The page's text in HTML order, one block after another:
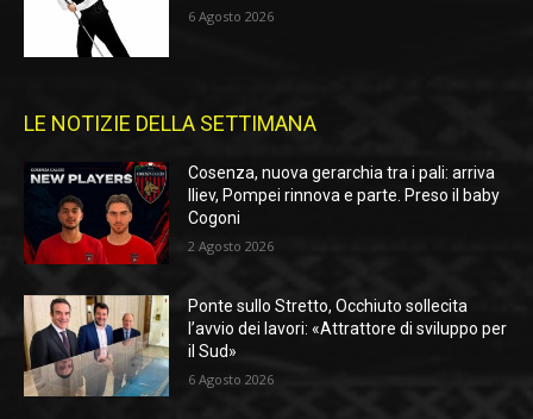
6 Agosto 2026
LE NOTIZIE DELLA SETTIMANA
Cosenza, nuova gerarchia tra i pali: arriva
Iliev, Pompei rinnova e parte. Preso il baby
Cogoni
2 Agosto 2026
Ponte sullo Stretto, Occhiuto sollecita
l’avvio dei lavori: «Attrattore di sviluppo per
il Sud»
6 Agosto 2026